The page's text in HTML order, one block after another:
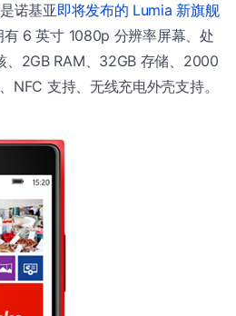
诺基亚即将发布的 Lumia 新旗舰
有 6 英寸 1080p 分辨率屏幕、处
2GB RAM、32GB 存储、2000
NFC 支持、无线充电外壳支持。